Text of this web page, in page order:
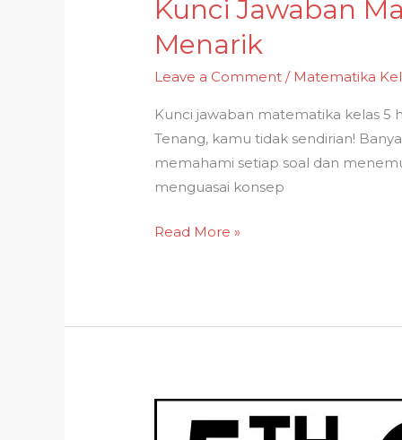
Kunci Jawaban
Menarik
Leave a Comment / Matematika
Kunci jawaban matematika kelas 5
Tenang, kamu tidak sendirian!
memahami setiap soal dan
menguasai konsep
Kunci
5
Solusi
Read More »